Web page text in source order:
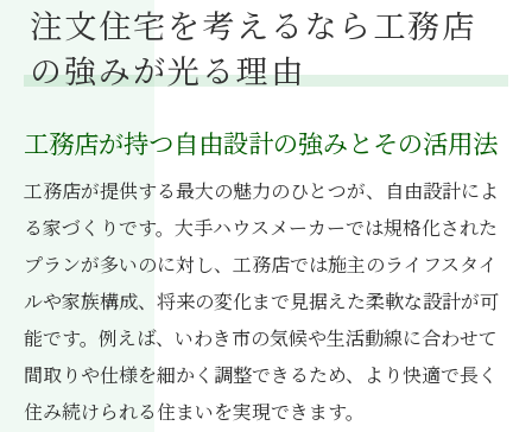
注文住宅を考えるなら工務店
の強みが光る理由
工務店が持つ自由設計の強みとその活用法
工務店が提供する最大の魅力のひとつが、自由設計によ
る家づくりです。大手ハウスメーカーでは規格化された
プランが多いのに対し、工務店では施主のライフスタイ
ルや家族構成、将来の変化まで見据えた柔軟な設計が可
能です。例えば、いわき市の気候や生活動線に合わせて
間取りや仕様を細かく調整できるため、より快適で長く
住み続けられる住まいを実現できます。